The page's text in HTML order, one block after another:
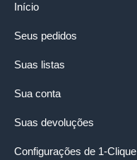
Início
Seus pedidos
Suas listas
Sua conta
Suas devoluções
Configurações de 1-Clique